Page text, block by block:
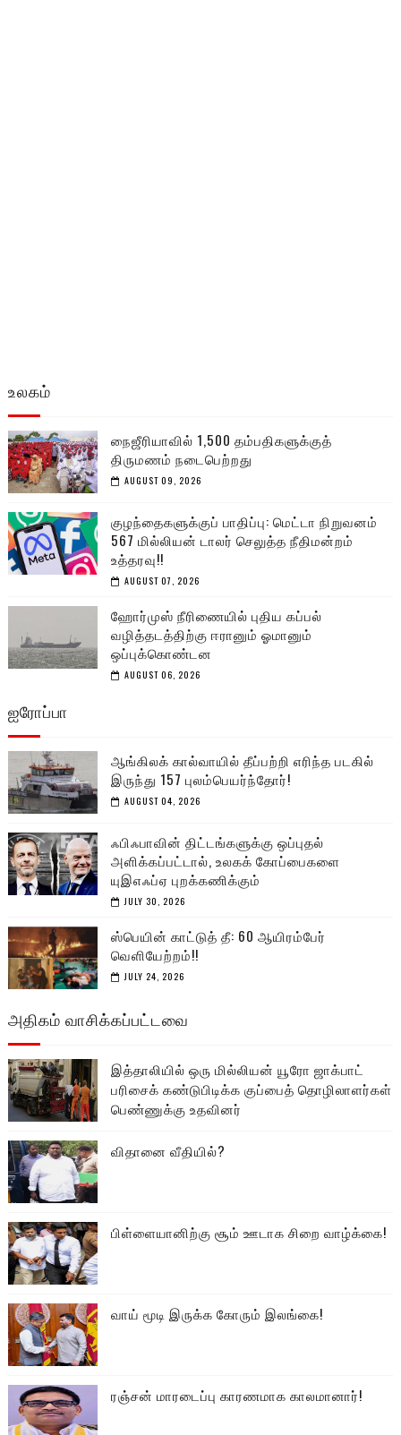
உலகம்
நைஜீரியாவில் 1,500 தம்பதிகளுக்குத்
திருமணம் நடைபெற்றது
AUGUST 09, 2026
குழந்தைகளுக்குப் பாதிப்பு: மெட்டா நிறுவனம்
567 மில்லியன் டாலர் செலுத்த நீதிமன்றம்
உத்தரவு!!
AUGUST 07, 2026
ஹோர்முஸ் நீரிணையில் புதிய கப்பல்
வழித்தடத்திற்கு ஈரானும் ஓமானும்
ஒப்புக்கொண்டன
AUGUST 06, 2026
ஐரோப்பா
ஆங்கிலக் கால்வாயில் தீப்பற்றி எரிந்த படகில்
இருந்து 157 புலம்பெயர்ந்தோர்!
AUGUST 04, 2026
ஃபிஃபாவின் திட்டங்களுக்கு ஒப்புதல்
அளிக்கப்பட்டால், உலகக் கோப்பைகளை
யுஇஎஃப்ஏ புறக்கணிக்கும்
JULY 30, 2026
ஸ்பெயின் காட்டுத் தீ: 60 ஆயிரம்பேர்
வெளியேற்றம்!!
JULY 24, 2026
அதிகம் வாசிக்கப்பட்டவை
இத்தாலியில் ஒரு மில்லியன் யூரோ ஜாக்பாட்
பரிசைக் கண்டுபிடிக்க குப்பைத் தொழிலாளர்கள்
பெண்ணுக்கு உதவினர்
விதானை வீதியில்?
பிள்ளையானிற்கு சூம் ஊடாக சிறை வாழ்க்கை!
வாய் மூடி இருக்க கோரும் இலங்கை!
ரஞ்சன் மாரடைப்பு காரணமாக காலமானார்!